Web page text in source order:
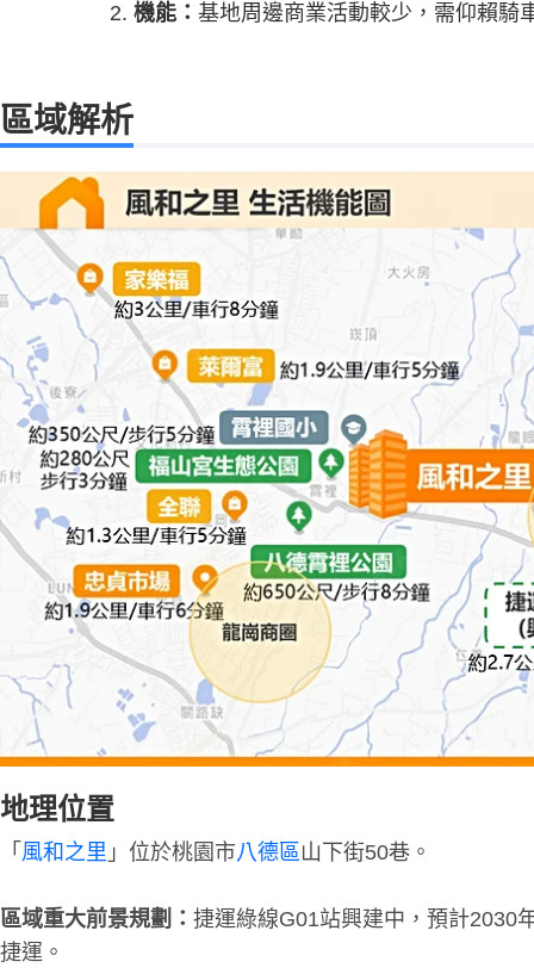
機能： 基地周邊商業活動較少，需仰賴騎
區域解析
地理位置
「 風和之里 」位於桃園市八德區山下街50巷。
區域重大前景規劃： 捷運綠線G01站興建中，預計2030
捷運。